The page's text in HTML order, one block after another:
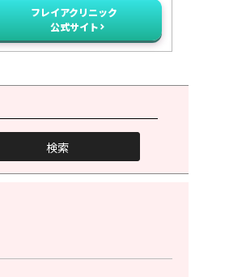
フレイアクリニック
公式サイト